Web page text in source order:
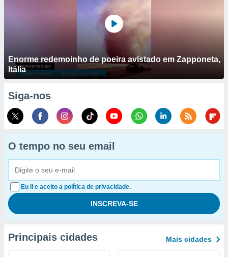
Enorme redemoinho de poeira avistado em Zapponeta,
Itália
Siga-nos
O tempo no seu email
Eu li e aceito a política de privacidade.
Principais cidades Mais cidades